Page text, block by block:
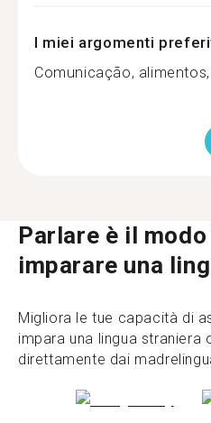
I miei argomenti
Comunicação, alimentos,
Parlare è il
imparare una
Migliora le tue capacità di
impara una lingua straniera
direttamente dai